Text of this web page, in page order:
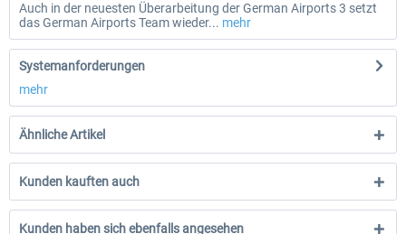
Auch in der neuesten Überarbeitung der German Airports 3 setzt
das German Airports Team wieder... mehr
Systemanforderungen
mehr
Ähnliche Artikel
Kunden kauften auch
Kunden haben sich ebenfalls angesehen